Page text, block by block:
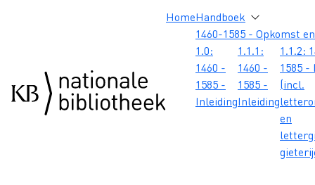
Hoofdnavigatie
HomeHandboek
1460-1585 - Opkomst
1.0:
1460 -
1585 -
Inleiding
1.1.1:
1460 -
1585 -
Inleiding
1.1.2:
1585
(incl.
en